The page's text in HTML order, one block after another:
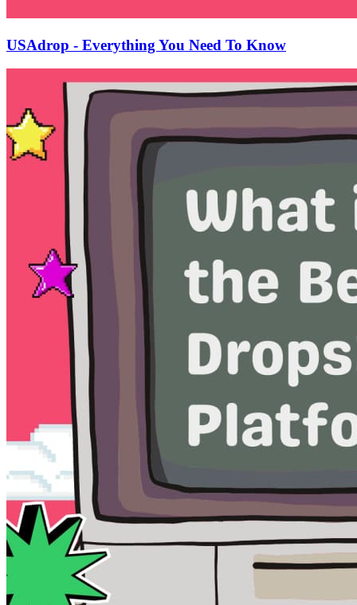
USAdrop - Everything You Need To Know